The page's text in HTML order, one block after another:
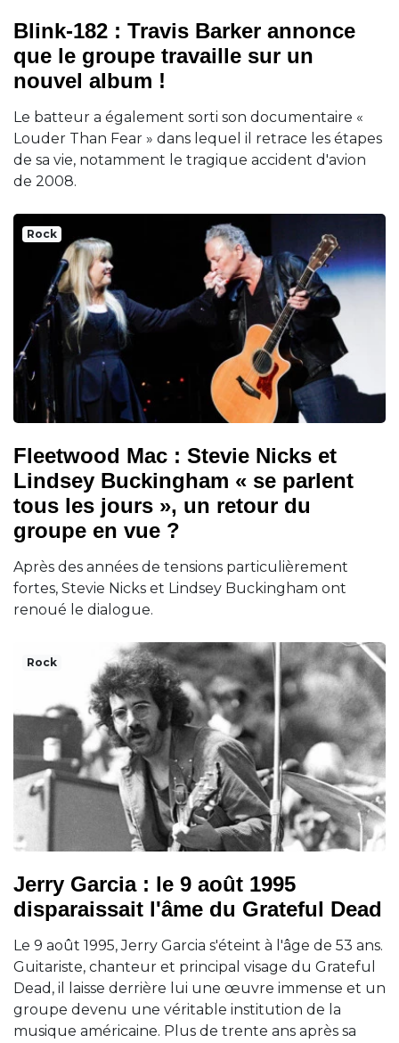
Blink-182 : Travis Barker annonce
que le groupe travaille sur un
nouvel album !
Le batteur a également sorti son documentaire «
Louder Than Fear » dans lequel il retrace les étapes
de sa vie, notamment le tragique accident d'avion
de 2008.
Rock
Fleetwood Mac : Stevie Nicks et
Lindsey Buckingham « se parlent
tous les jours », un retour du
groupe en vue ?
Après des années de tensions particulièrement
fortes, Stevie Nicks et Lindsey Buckingham ont
renoué le dialogue.
Rock
Jerry Garcia : le 9 août 1995
disparaissait l'âme du Grateful Dead
Le 9 août 1995, Jerry Garcia s'éteint à l'âge de 53 ans.
Guitariste, chanteur et principal visage du Grateful
Dead, il laisse derrière lui une œuvre immense et un
groupe devenu une véritable institution de la
musique américaine. Plus de trente ans après sa